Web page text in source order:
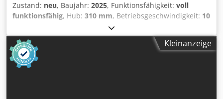
Zustand: neu, Baujahr: 2025, Funktionsfähigkeit: voll
funktionsfähig, Hub: 310 mm, Betriebsgeschwindigkeit: 10
, Rücklaufgeschwindigkeit:
410 mm, Öltankkapazität:220 l, Verfahrweg X-Achse:750
mm, Steuerungshersteller: , Steuerungsmodell:S
875W, Arbeitsbreite:
Hinteranschlag:
Kleinanzeige